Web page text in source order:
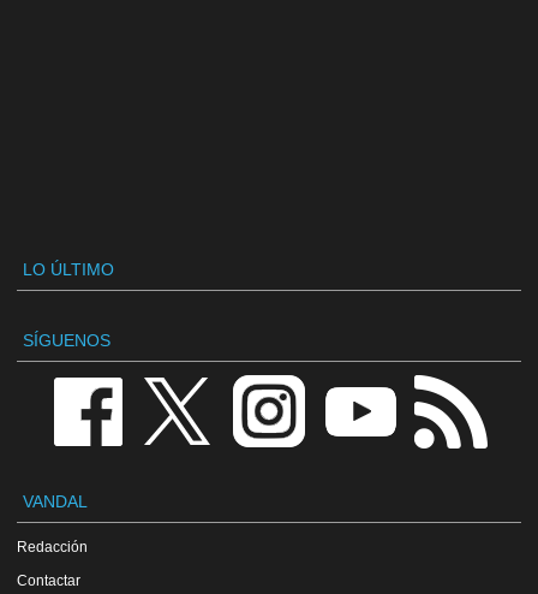
LO ÚLTIMO
SÍGUENOS
VANDAL
Redacción
Contactar